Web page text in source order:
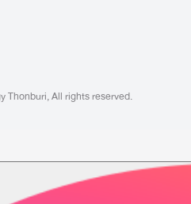
Thonburi, All rights reserved.